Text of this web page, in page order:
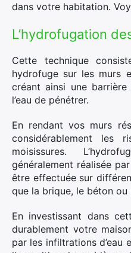
dans votre habitation.
L’hydrofugation
Cette technique
hydrofuge sur les murs
créant ainsi une
l’eau de pénétrer.
En rendant vos murs
considérablement les
moisissures.
généralement réalisée
être effectuée sur
que la brique, le béton ou
En investissant dans
durablement votre
par les infiltrations d’eau
Rechercher
: